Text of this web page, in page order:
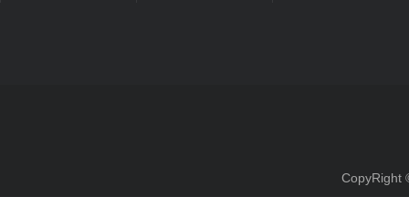
CopyRight